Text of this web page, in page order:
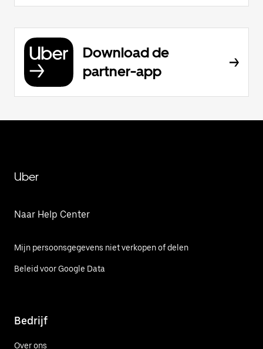
Download de
partner-app
Uber
Naar Help Center
Mijn persoonsgegevens niet verkopen of delen
Beleid voor Google Data
Bedrijf
Over ons